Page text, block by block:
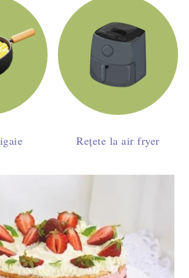
Rețete la air fryer